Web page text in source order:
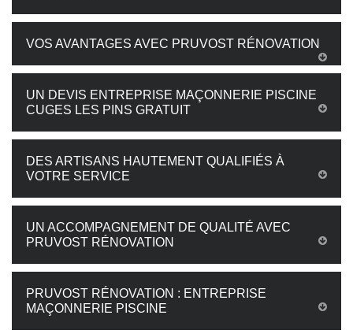
VOS AVANTAGES AVEC PRUVOST RÉNOVATION
UN DEVIS ENTREPRISE MAÇONNERIE PISCINE
CUGES LES PINS GRATUIT
DES ARTISANS HAUTEMENT QUALIFIÉS À
VOTRE SERVICE
UN ACCOMPAGNEMENT DE QUALITÉ AVEC
PRUVOST RÉNOVATION
PRUVOST RÉNOVATION : ENTREPRISE
MAÇONNERIE PISCINE